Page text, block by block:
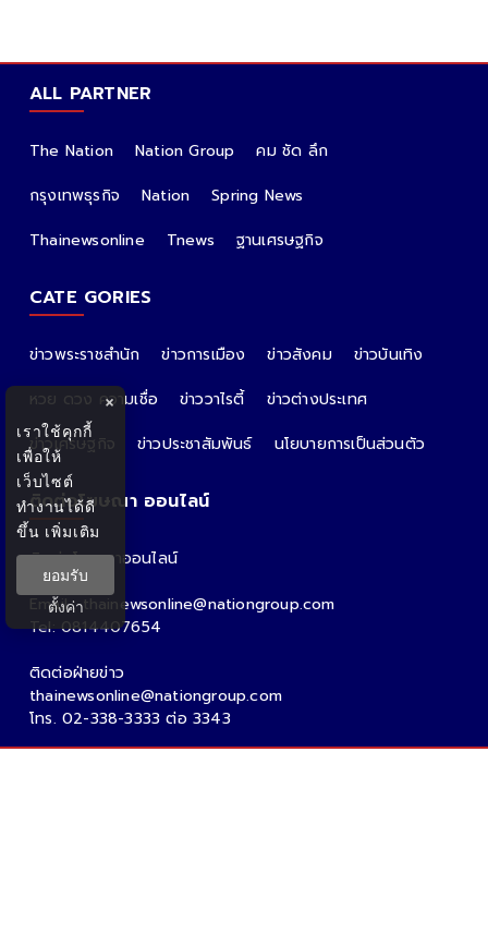
ALL PARTNER
The Nation Nation Group
คม ชัด ลึก
กรุงเทพธุรกิจ
Nation
Spring News
Thainewsonline
Tnews ฐานเศรษฐกิจ
CATE GORIES
ข่าวพระราชสำนัก ข่าวการเมือง ข่าวสังคม
ข่าวบันเทิง
หวย ดวง ความเชื่อ
ข่าววาไรตี้
ข่าวต่างประเทศ
ข่าวเศรษฐกิจ
ข่าวประชาสัมพันธ์ นโยบายการเป็นส่วนตัว
ติดต่อโฆษณา ออนไลน์
ติดต่อโฆษณาออนไลน์
คุณอ้อ
Email : thainewsonline@nationgroup.com
Tel: 0814407654
ติดต่อฝ่ายข่าว
thainewsonline@nationgroup.com
โทร. 02-338-3333 ต่อ 3343
×
เราใช้คุกกี้
เพื่อให้
เว็บไซต์
ทำงานได้ดี
ขึ้น เพิ่มเติม
ยอมรับ
ตั้งค่า